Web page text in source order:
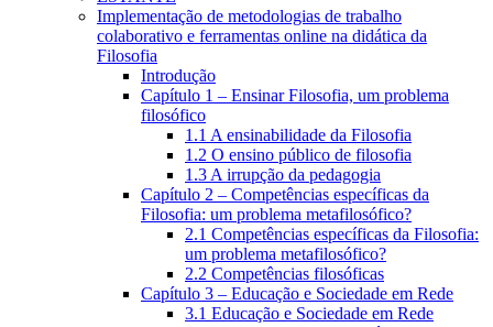
Implementação de metodologias de trabalho
colaborativo e ferramentas online na didática da
Filosofia
Introdução
Capítulo 1 – Ensinar Filosofia, um problema
filosófico
1.1 A ensinabilidade da Filosofia
1.2 O ensino público de filosofia
1.3 A irrupção da pedagogia
Capítulo 2 – Competências específicas da
Filosofia: um problema metafilosófico?
2.1 Competências específicas da Filosofia:
um problema metafilosófico?
2.2 Competências filosóficas
Capítulo 3 – Educação e Sociedade em Rede
3.1 Educação e Sociedade em Rede